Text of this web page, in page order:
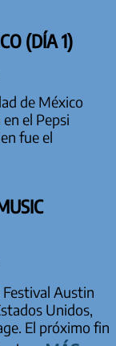
(DÍA 1)
de México
el Pepsi
fue el
Austin
Unidos,
El próximo fin